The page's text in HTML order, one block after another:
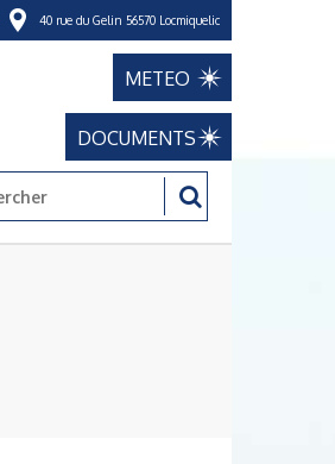
40 rue du Gelin 56570 Locmiquelic
METEO
DOCUMENTS